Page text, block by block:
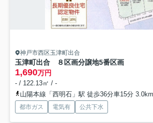
神戸市西区玉津町出合
玉津町出合 ８区画分譲地5番区画
1,690万円
- / 122.13㎡ / -
山陽本線「西明石」駅 徒歩36分車15分 3.0km
都市ガス 電気有 公共下水